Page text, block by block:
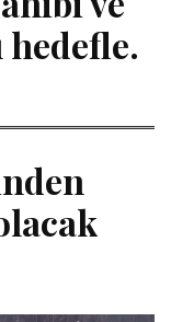
hedefle.